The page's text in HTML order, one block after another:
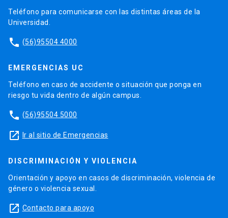
Teléfono para comunicarse con las distintas áreas de la
Universidad.
phone (56)95504 4000
EMERGENCIAS UC
Teléfono en caso de accidente o situación que ponga en
riesgo tu vida dentro de algún campus.
phone (56)95504 5000
launch Ir al sitio de Emergencias
DISCRIMINACIÓN Y VIOLENCIA
Orientación y apoyo en casos de discriminación, violencia de
género o violencia sexual.
launch Contacto para apoyo